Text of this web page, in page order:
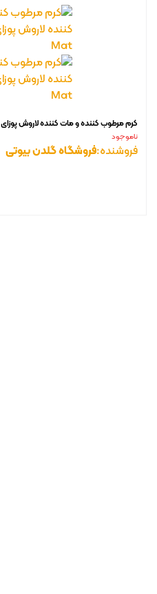
کرم مرطوب کننده و مات کننده لاروش پوزای Effaclar Mat
ناموجود
فروشنده:فروشگاه گلدن بیوتی